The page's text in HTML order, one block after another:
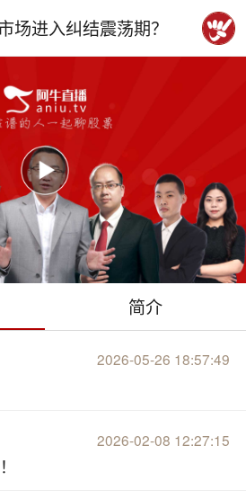
场进入纠结震荡期？
简介
2026-05-26 18:57:49
2026-02-08 12:27:15